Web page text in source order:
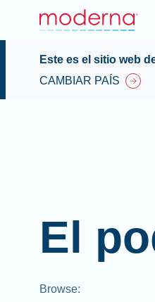
Este es el sitio web
CAMBIAR PAÍS
El
Browse: